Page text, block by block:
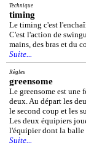
Technique
timing
Le timing c'est
C'est l'action de
mains, des bras et du
Suite...
Règles
greensome
Le greensome est
deux. Au départ les
le second coup et les
Les deux équipiers
l'équipier dont la balle
Suite...